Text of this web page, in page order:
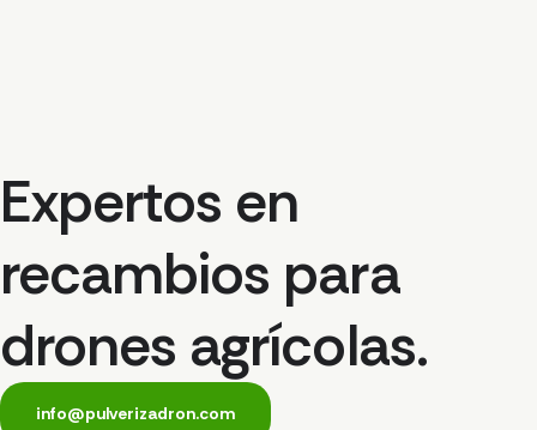
Expertos en
recambios para
drones agrícolas.
info@pulverizadron.com